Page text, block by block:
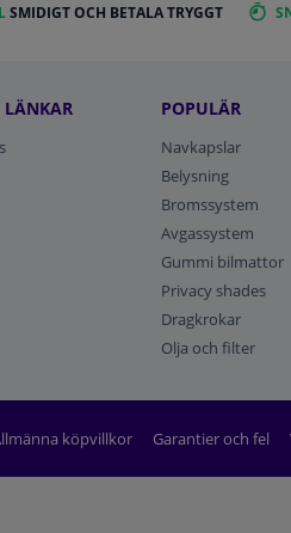
SMIDIGT OCH BETALA TRYGGT
LÄNKAR POPULÄR
Navkapslar
Belysning
Bromssystem
Avgassystem
Gummi bilmattor
Privacy shades
Dragkrokar
Olja och filter
köpvillkor Garantier och fel